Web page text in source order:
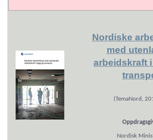
Nordiske
med
arbeidskraft
(TemaNord,
Nordisk